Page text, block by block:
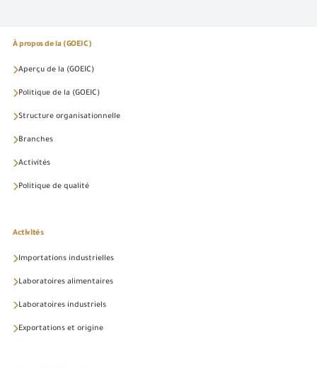
À propos de la (GOEIC)
Aperçu de la (GOEIC)
Politique de la (GOEIC)
Structure organisationnelle
Branches
Activités
Politique de qualité
Activités
Importations industrielles
Laboratoires alimentaires
Laboratoires industriels
Exportations et origine